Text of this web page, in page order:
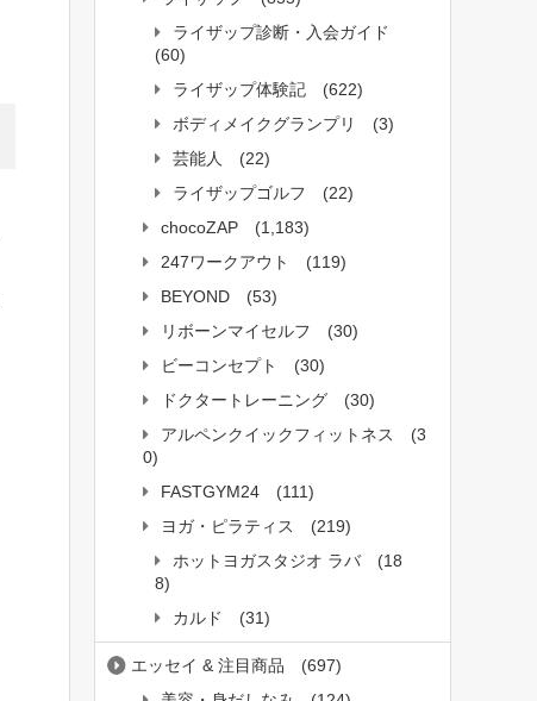
ライザップ診断・入会ガイド
(60)
ライザップ体験記
(622)
ボディメイクグランプリ
(3)
芸能人
(22)
ライザップゴルフ
(22)
chocoZAP
(1,183)
247ワークアウト
(119)
BEYOND
(53)
リボーンマイセルフ
(30)
ビーコンセプト
(30)
ドクタートレーニング
(30)
アルペンクイックフィットネス
(3
0)
FASTGYM24
(111)
ヨガ・ピラティス
(219)
ホットヨガスタジオ ラバ
(18
8)
カルド
(31)
エッセイ & 注目商品
(697)